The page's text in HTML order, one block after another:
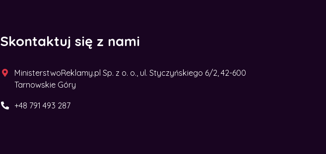
Skontaktuj się z nami
MinisterstwoReklamy.pl Sp. z o. o., ul. Styczyńskiego 6/2, 42-600
Tarnowskie Góry
+48 791 493 287